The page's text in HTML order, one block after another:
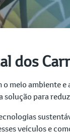
dos
meio ambiente
para
veículos e